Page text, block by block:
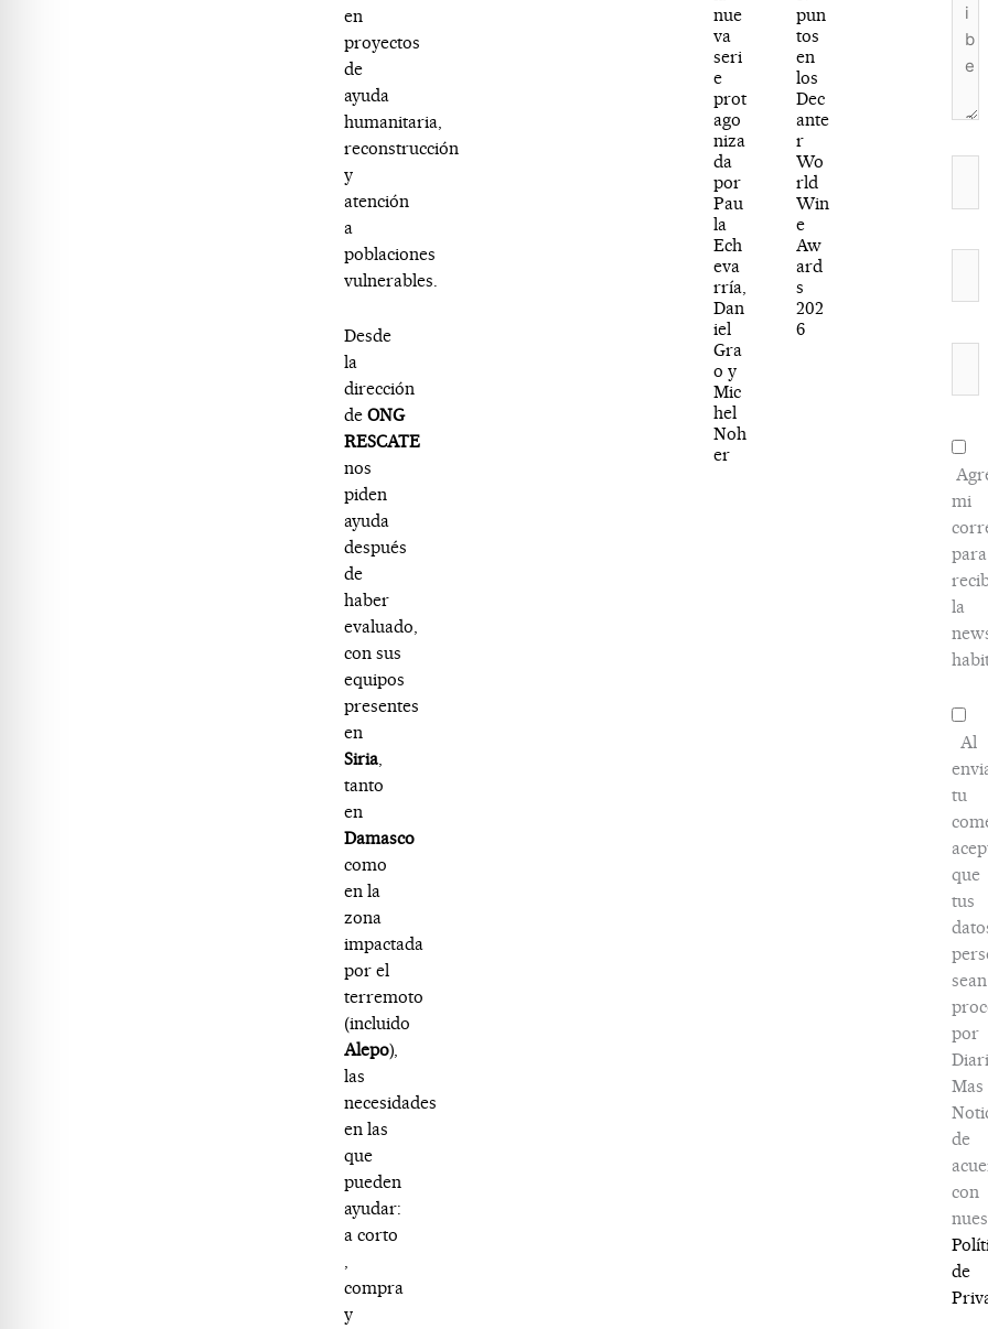
en
proyectos
de
ayuda
humanitaria,
reconstrucción
y
atención
a
poblaciones
vulnerables.
Desde
la
dirección
deONG
RESCATE
nos
piden
ayuda
después
de
haber
evaluado,
con sus
equipos
presentes
en
Siria,
tanto
en
Damasco
como
en la
zona
impactada
por el
terremoto
(incluido
Alepo),
las
necesidades
en las
que
pueden
ayudar:
a corto
,
compra
y
nue
va
seri
e
prot
ago
niza
da
por
Pau
la
Ech
eva
rría,
Dan
iel
Gra
o y
Mic
hel
Noh
er
pun
tos
en
los
Dec
ante
r
Wo
rld
Win
e
Aw
ard
s
202
6
mi
para
la
Al
tu
que
tus
sean
por
Mas
de
con
de